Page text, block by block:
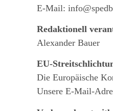
E-Mail:
Redaktionell
Alexander Bauer
EU-
Die Europäische
Unsere E-Mail-